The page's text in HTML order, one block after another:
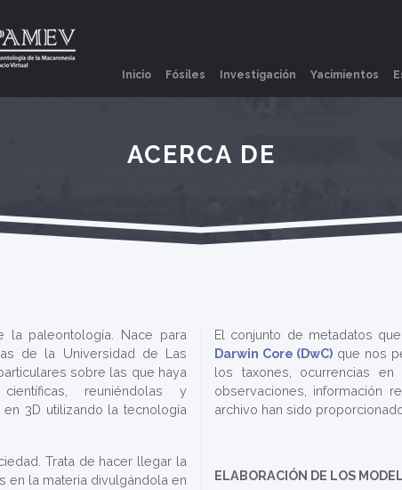
Inicio(current)
Fósiles Investigación Yacimientos
ACERCA DE
paleontología. Nace para
de la Universidad de Las
sobre las que haya
reuniéndolas y
3D utilizando la tecnología
Trata de hacer llegar la
en la materia divulgándola en
El conjunto de metadatos
Darwin Core (DwC) que nos
los taxones, ocurrencias
observaciones, información
archivo han sido
ELABORACIÓN DE LOS